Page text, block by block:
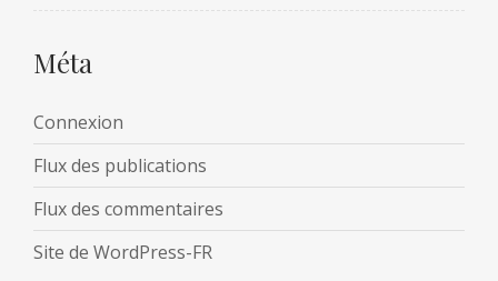
Méta
Connexion
Flux des publications
Flux des commentaires
Site de WordPress-FR